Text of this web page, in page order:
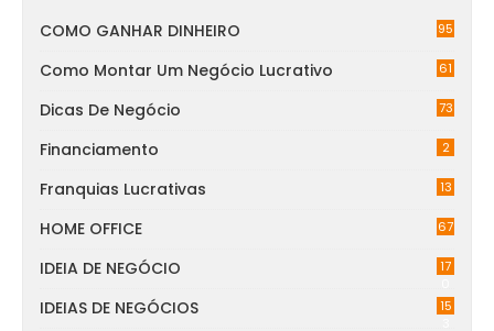
COMO GANHAR DINHEIRO 95
Como Montar Um Negócio Lucrativo 61
Dicas De Negócio 73
Financiamento 2
Franquias Lucrativas 13
HOME OFFICE 67
IDEIA DE NEGÓCIO
17
IDEIAS DE NEGÓCIOS
15